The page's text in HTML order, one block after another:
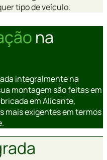
tipo de veículo.
na
integralmente na
montagem são feitas em
em Alicante,
mais exigentes em termos